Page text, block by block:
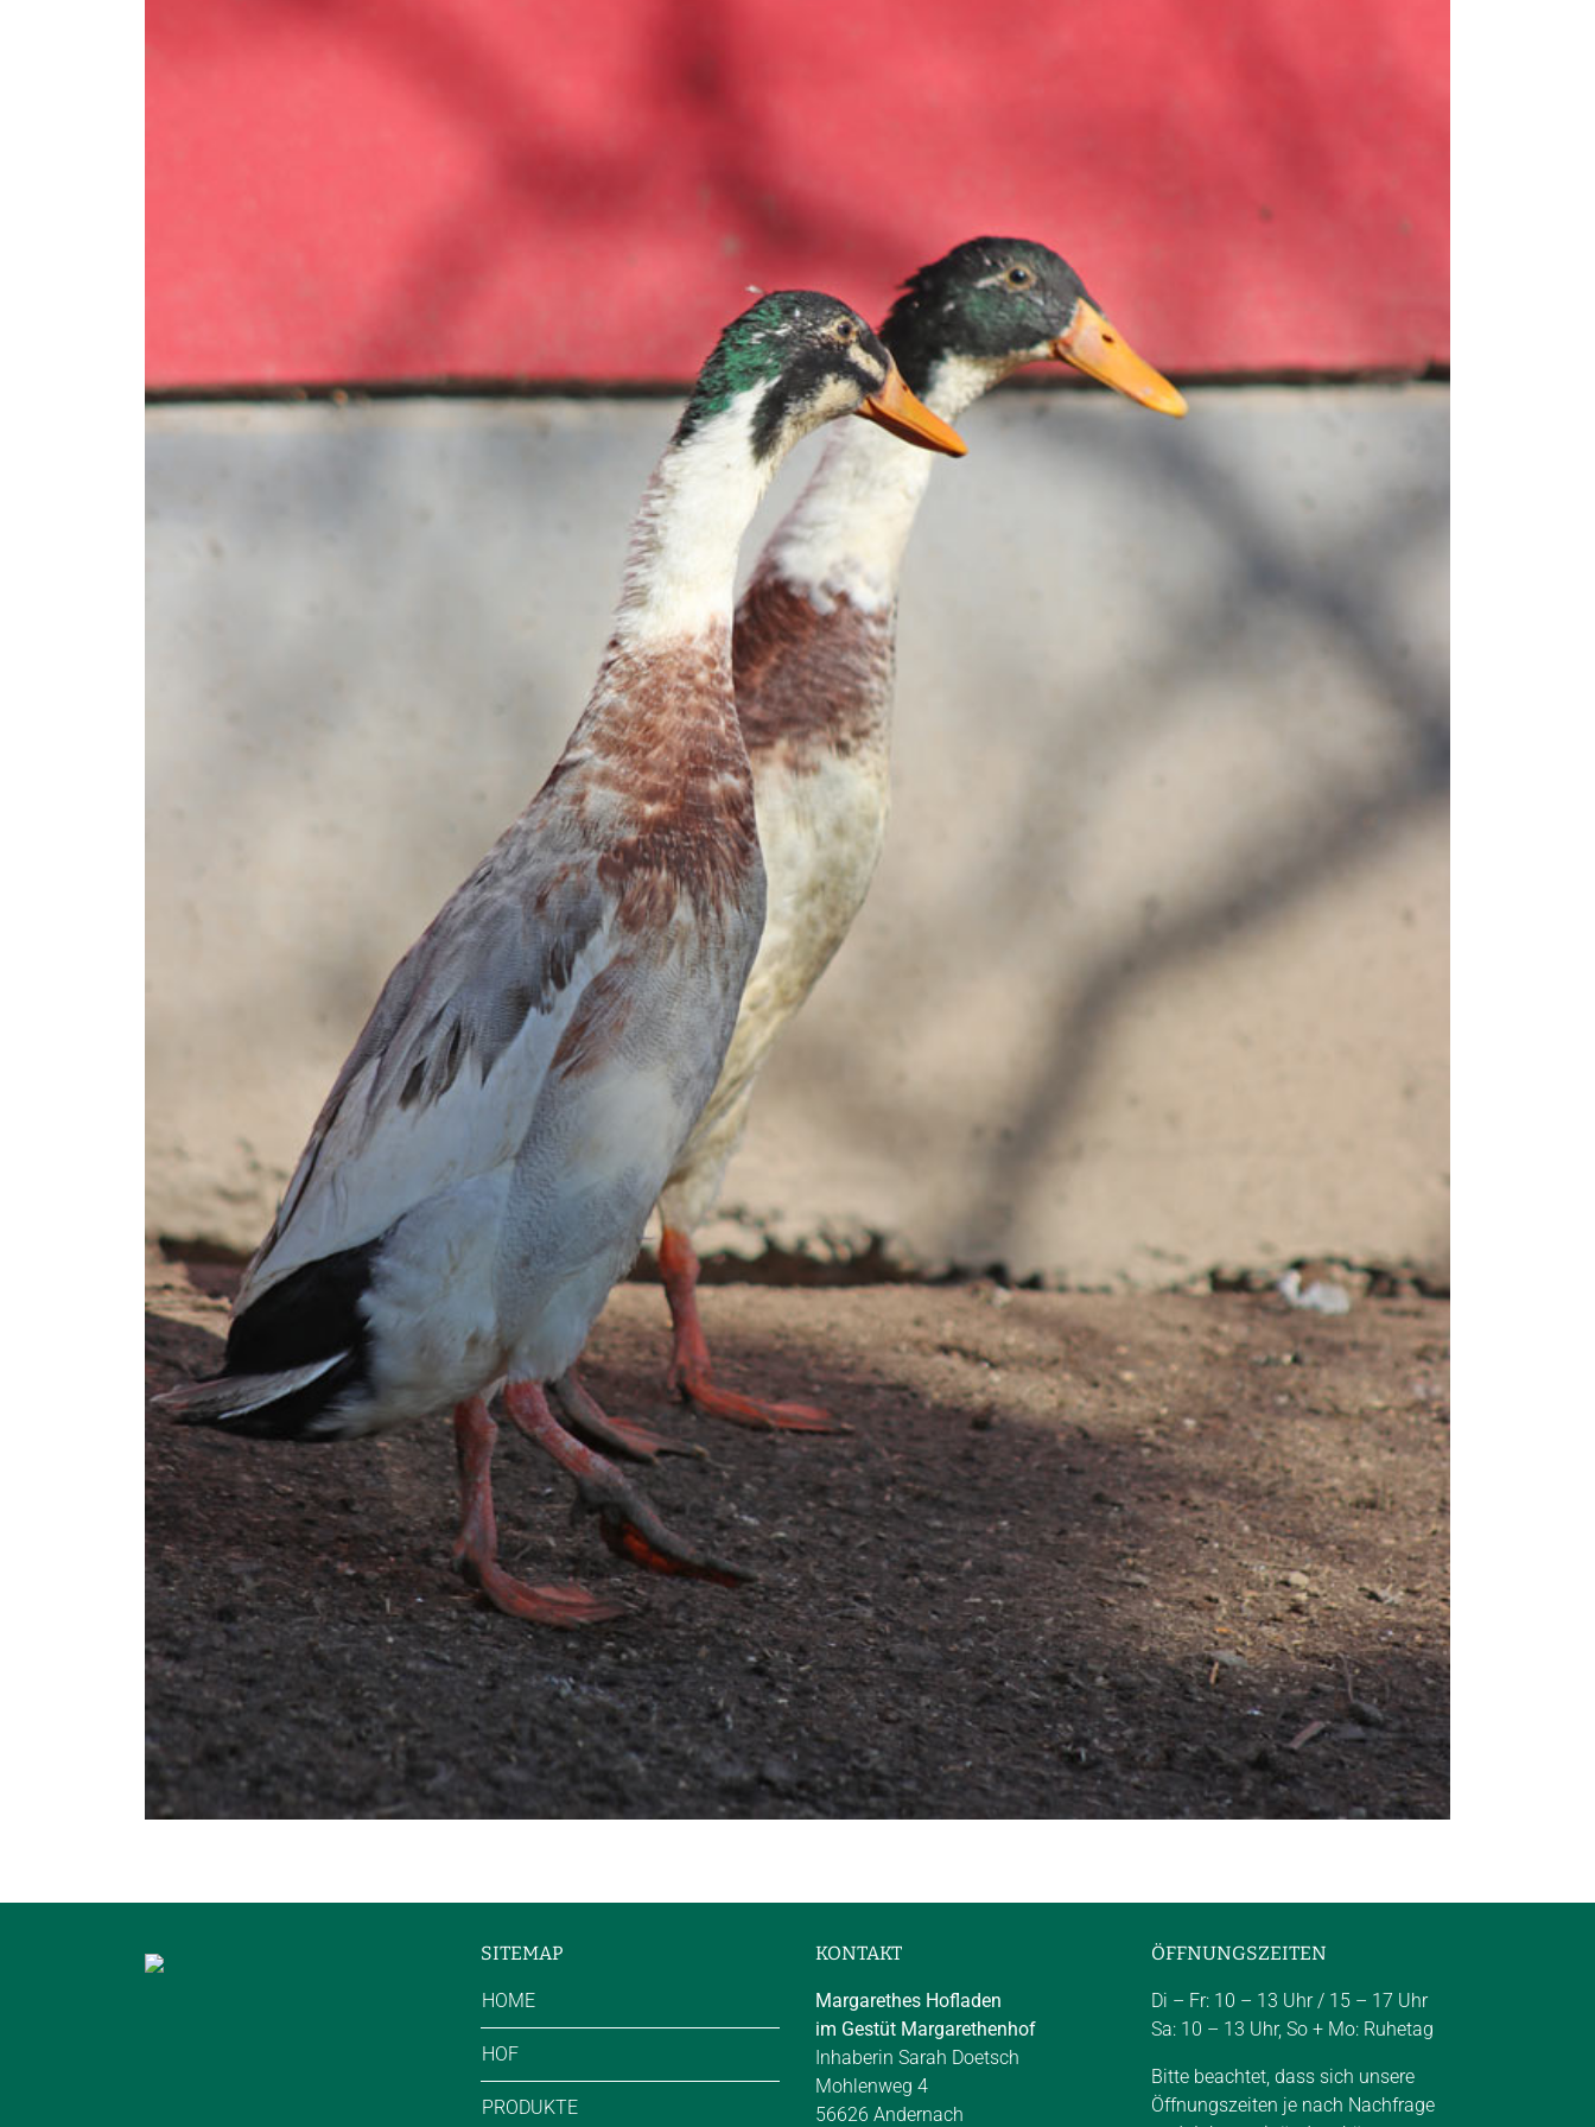
SITEMAP
HOME
HOF
PRODUKTE
KONTAKT
Margarethes Hofladen
im Gestüt Margarethenhof
Inhaberin Sarah Doetsch
Mohlenweg 4
56626 Andernach
ÖFFNUNGSZEITEN
Di – Fr: 10 – 13 Uhr / 15 – 17 Uhr
Sa: 10 – 13 Uhr, So + Mo: Ruhetag
Bitte beachtet, dass sich unsere
Öffnungszeiten je nach Nachfrage